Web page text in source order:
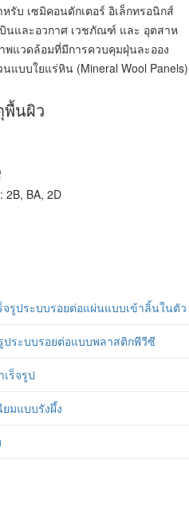
รับ เซมิคอนดักเตอร์ อิเล็กทรอนิกส์
บินและอวกาศ เวชภัณฑ์ และ อุตสาห
พแวดล้อมที่มีการควบคุมฝุ่นละออง
บบใยแร่หิน (Mineral Wool Panels)
พื้นผิว
2B, BA, 2D
จรูประบบรอยต่อแผ่นแบบเข้าลิ้นในตัว
ประบบรอยต่อแบบพลาสติกพีวีซี
ร็จรูป
ยมแบบรังผึ้ง